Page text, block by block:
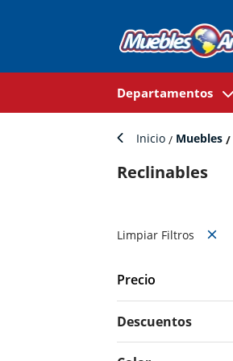
Departamentos
Inicio Muebles
Reclinables
Limpiar Filtros
Precio
$4999
Descuentos